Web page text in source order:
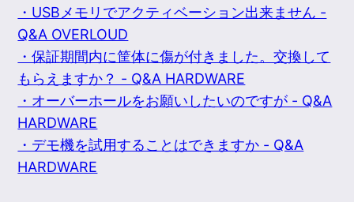
・USBメモリでアクティベーション出来ません -
Q&A OVERLOUD
・保証期間内に筐体に傷が付きました。交換して
もらえますか？ - Q&A HARDWARE
・オーバーホールをお願いしたいのですが - Q&A
HARDWARE
・デモ機を試用することはできますか - Q&A
HARDWARE